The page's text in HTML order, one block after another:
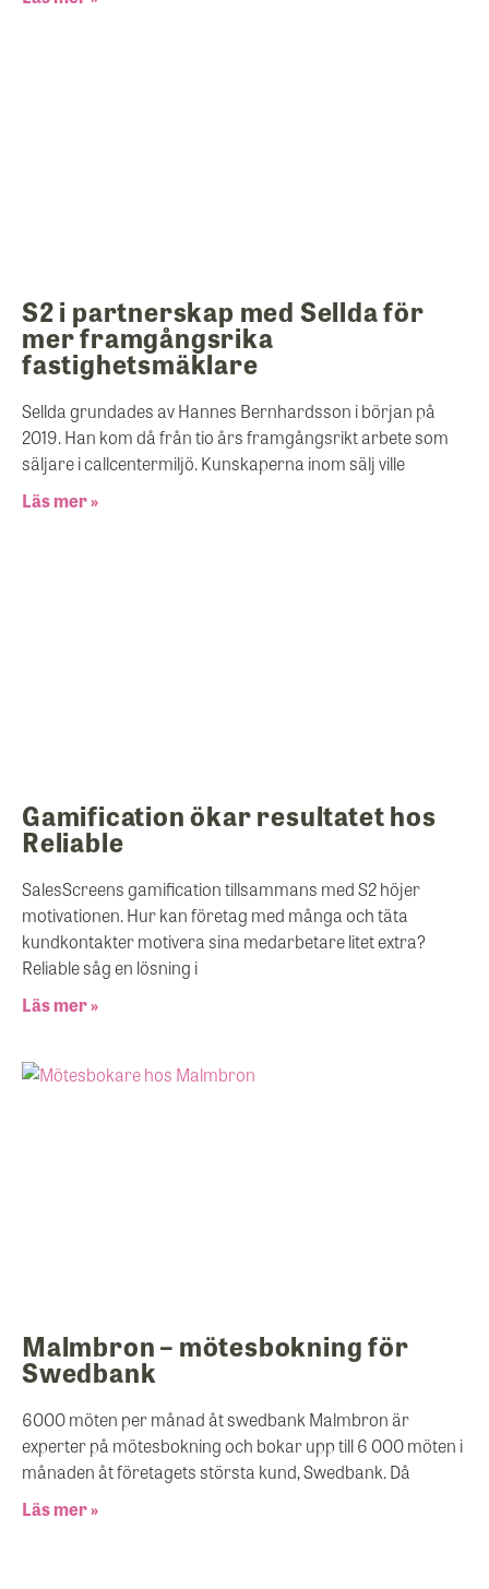
S2 i partnerskap med Sellda för
mer framgångsrika
fastighetsmäklare
Sellda grundades av Hannes Bernhardsson i början på
2019. Han kom då från tio års framgångsrikt arbete som
säljare i callcentermiljö. Kunskaperna inom sälj ville
Läs mer »
Gamification ökar resultatet hos
Reliable
SalesScreens gamification tillsammans med S2 höjer
motivationen. Hur kan företag med många och täta
kundkontakter motivera sina medarbetare litet extra?
Reliable såg en lösning i
Läs mer »
Malmbron – mötesbokning för
Swedbank
6000 möten per månad åt swedbank Malmbron är
experter på mötesbokning och bokar upp till 6 000 möten i
månaden åt företagets största kund, Swedbank. Då
Läs mer »